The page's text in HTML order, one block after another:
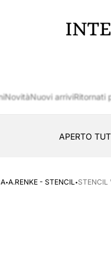
NovitàNuovi arriviRitornati
APERTO
·A.RENKE - STENCIL·